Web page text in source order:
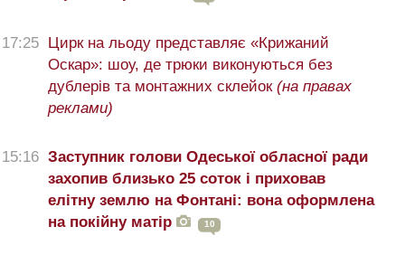
17:25 Цирк на льоду представляє «Крижаний
Оскар»: шоу, де трюки виконуються без
дублерів та монтажних склейок (на правах
реклами)
15:16 Заступник голови Одеської обласної ради
захопив близько 25 соток і приховав
елітну землю на Фонтані: вона оформлена
на покійну матір
10